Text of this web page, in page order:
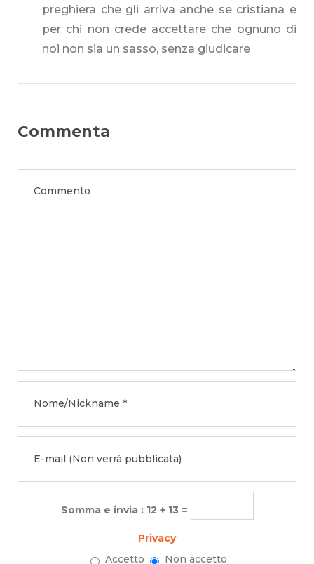
preghiera che gli arriva anche se cristiana e
per chi non crede accettare che ognuno di
noi non sia un sasso, senza giudicare
Commenta
Somma e invia : 12 + 13 =
Privacy
Accetto
Non accetto